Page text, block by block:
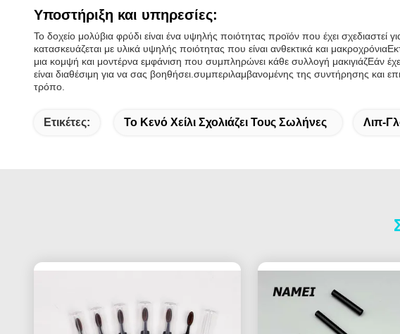
Υποστήριξη και υπηρεσίες:
Το δοχείο μολύβια φρύδι είναι ένα υψηλής ποιότητας προϊόν που έχει
κατασκευάζεται με υλικά υψηλής ποιότητας που είναι ανθεκτικά και
μια κομψή και μοντέρνα εμφάνιση που συμπληρώνει κάθε συλλογή μακιγιάζΕάν
είναι διαθέσιμη για να σας βοηθήσει.συμπεριλαμβανομένης της συντήρησης και
τρόπο.
Ετικέτες: Το Κενό Χείλι Σχολιάζει Τους Σωλήνες Λιπ-